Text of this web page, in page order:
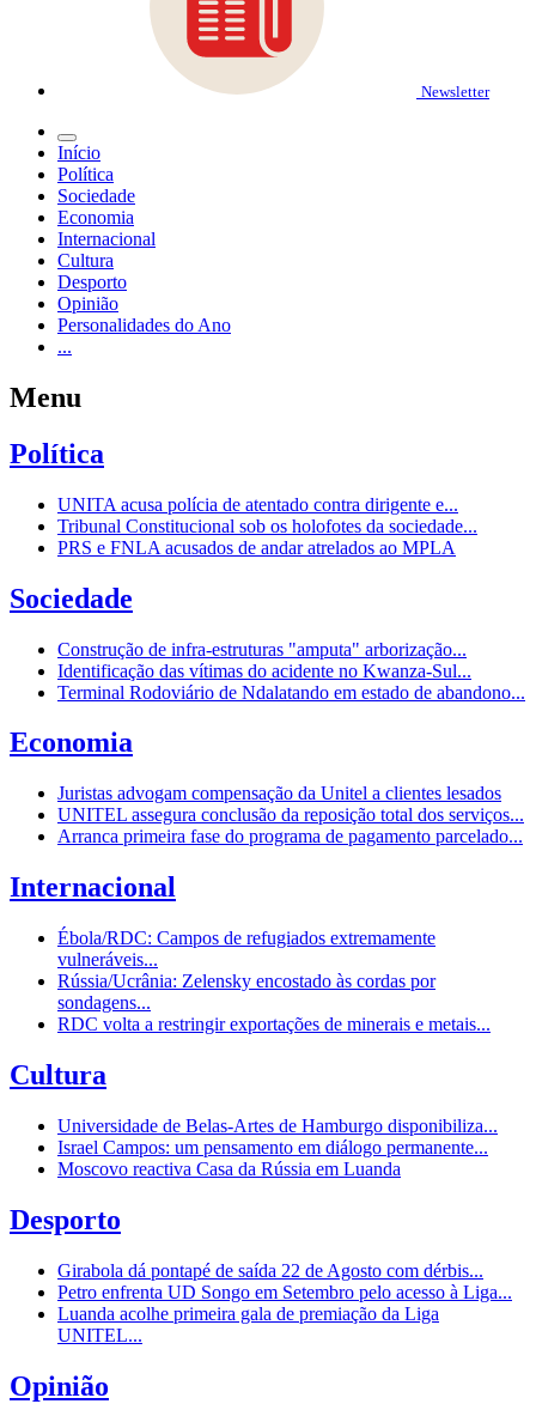
Newsletter
Início
Política
Sociedade
Economia
Internacional
Cultura
Desporto
Opinião
Personalidades do Ano
...
Menu
Política
UNITA acusa polícia de atentado contra dirigente e...
Tribunal Constitucional sob os holofotes da sociedade...
PRS e FNLA acusados de andar atrelados ao MPLA
Sociedade
Construção de infra-estruturas "amputa" arborização...
Identificação das vítimas do acidente no Kwanza-Sul...
Terminal Rodoviário de Ndalatando em estado de abandono...
Economia
Juristas advogam compensação da Unitel a clientes lesados
UNITEL assegura conclusão da reposição total dos serviços...
Arranca primeira fase do programa de pagamento parcelado...
Internacional
Ébola/RDC: Campos de refugiados extremamente
vulneráveis...
Rússia/Ucrânia: Zelensky encostado às cordas por
sondagens...
RDC volta a restringir exportações de minerais e metais...
Cultura
Universidade de Belas-Artes de Hamburgo disponibiliza...
Israel Campos: um pensamento em diálogo permanente...
Moscovo reactiva Casa da Rússia em Luanda
Desporto
Girabola dá pontapé de saída 22 de Agosto com dérbis...
Petro enfrenta UD Songo em Setembro pelo acesso à Liga...
Luanda acolhe primeira gala de premiação da Liga
UNITEL...
Opinião